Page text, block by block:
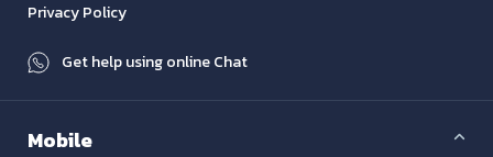
Privacy Policy
Get help using online Chat
Mobile